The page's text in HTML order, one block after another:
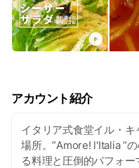
アカウント紹介
イタリア式食堂イル・
場所。”Amore! l'Italia ”
る料理と圧倒的パフォ